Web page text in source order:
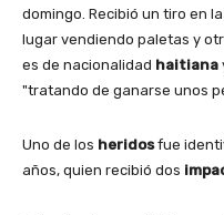
domingo. Recibió un tiro en
lugar vendiendo paletas y
es de nacionalidad haitiana
"tratando de ganarse unos
Uno de los heridosfue
años, quien recibió dos